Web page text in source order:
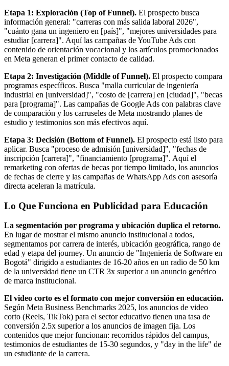
Etapa 1: Exploración (Top of Funnel). El prospecto busca
información general: "carreras con más salida laboral 2026",
"cuánto gana un ingeniero en [país]", "mejores universidades para
estudiar [carrera]". Aquí las campañas de YouTube Ads con
contenido de orientación vocacional y los artículos promocionados
en Meta generan el primer contacto de calidad.
Etapa 2: Investigación (Middle of Funnel). El prospecto compara
programas específicos. Busca "malla curricular de ingeniería
industrial en [universidad]", "costo de [carrera] en [ciudad]", "becas
para [programa]". Las campañas de Google Ads con palabras clave
de comparación y los carruseles de Meta mostrando planes de
estudio y testimonios son más efectivos aquí.
Etapa 3: Decisión (Bottom of Funnel). El prospecto está listo para
aplicar. Busca "proceso de admisión [universidad]", "fechas de
inscripción [carrera]", "financiamiento [programa]". Aquí el
remarketing con ofertas de becas por tiempo limitado, los anuncios
de fechas de cierre y las campañas de WhatsApp Ads con asesoría
directa aceleran la matrícula.
Lo Que Funciona en Publicidad para Educación
La segmentación por programa y ubicación duplica el retorno.
En lugar de mostrar el mismo anuncio institucional a todos,
segmentamos por carrera de interés, ubicación geográfica, rango de
edad y etapa del journey. Un anuncio de "Ingeniería de Software en
Bogotá" dirigido a estudiantes de 16-20 años en un radio de 50 km
de la universidad tiene un CTR 3x superior a un anuncio genérico
de marca institucional.
El video corto es el formato con mejor conversión en educación.
Según Meta Business Benchmarks 2025, los anuncios de video
corto (Reels, TikTok) para el sector educativo tienen una tasa de
conversión 2.5x superior a los anuncios de imagen fija. Los
contenidos que mejor funcionan: recorridos rápidos del campus,
testimonios de estudiantes de 15-30 segundos, y "day in the life" de
un estudiante de la carrera.